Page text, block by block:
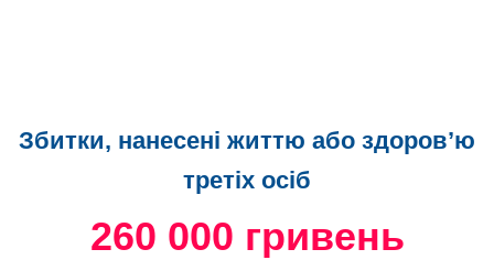
Збитки, нанесені життю або здоров’ю
третіх осіб
260 000 гривень